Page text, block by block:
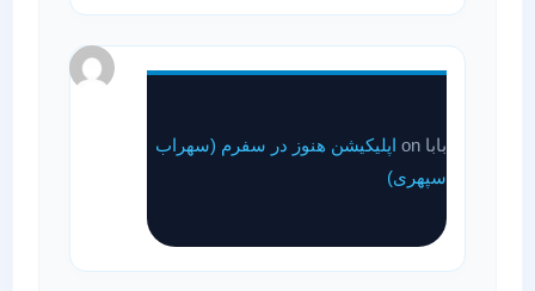
بابا on
اپلیکیشن هنوز در سفرم (سهراب
سپهری)